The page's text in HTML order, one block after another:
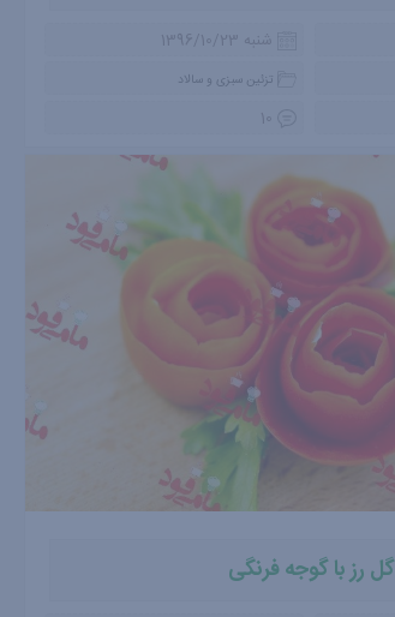
شنبه 1396/10/23
تزئین سبزی و سالاد
10
گل رز با گوجه فرنگی